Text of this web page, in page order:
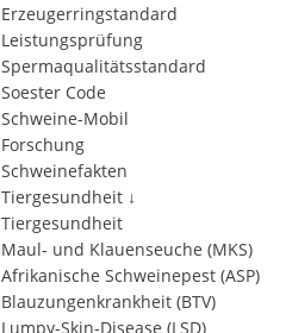
Erzeugerringstandard
Leistungsprüfung
Spermaqualitätsstandard
Soester Code
Schweine-Mobil
Forschung
Schweinefakten
Tiergesundheit ↓
Tiergesundheit
Maul- und Klauenseuche (MKS)
Afrikanische Schweinepest (ASP)
Blauzungenkrankheit (BTV)
Lumpy-Skin-Disease (LSD)